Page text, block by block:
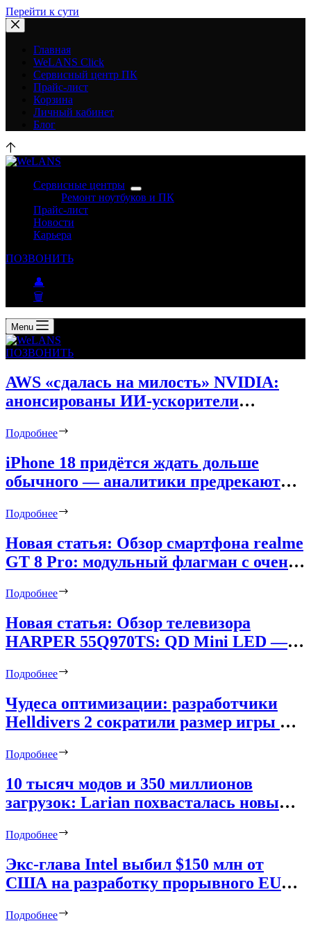
Перейти к сути
Главная
WeLANS Click
Сервисный центр ПК
Прайс-лист
Корзина
Личный кабинет
Блог
Сервисные центры
Ремонт ноутбуков и ПК
Прайс-лист
Новости
Карьера
ПОЗВОНИТЬ
👤
🗑
Menu
ПОЗВОНИТЬ
AWS «сдалась на милость» NVIDIA:
анонсированы ИИ-ускорители
Подробнее
iPhone 18 придётся ждать дольше
обычного — аналитики предрекают
годы
Подробнее
Новая статья: Обзор смартфона realme
GT 8 Pro: модульный флагман с очень
Подробнее
Новая статья: Обзор телевизора
HARPER 55Q970TS: QD Mini LED — в
Подробнее
Чудеса оптимизации: разработчики
Helldivers 2 сократили размер игры на
для скорости загрузок
Подробнее
10 тысяч модов и 350 миллионов
загрузок: Larian похвасталась новыми
Подробнее
Экс-глава Intel выбил $150 млн от
США на разработку прорывного EUV-
ASML
Подробнее